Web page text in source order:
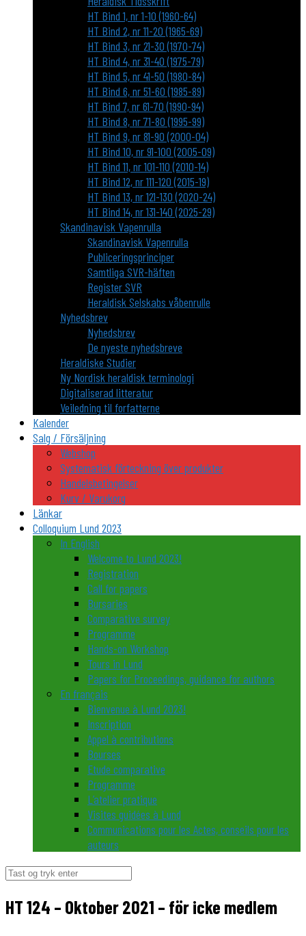
HT Bind 1, nr 1-10 (1960-64)
HT Bind 2, nr 11-20 (1965-69)
HT Bind 3, nr 21-30 (1970-74)
HT Bind 4, nr 31-40 (1975-79)
HT Bind 5, nr 41-50 (1980-84)
HT Bind 6, nr 51-60 (1985-89)
HT Bind 7, nr 61-70 (1990-94)
HT Bind 8, nr 71-80 (1995-99)
HT Bind 9, nr 81-90 (2000-04)
HT Bind 10, nr 91-100 (2005-09)
HT Bind 11, nr 101-110 (2010-14)
HT Bind 12, nr 111-120 (2015-19)
HT Bind 13, nr 121-130 (2020-24)
HT Bind 14, nr 131-140 (2025-29)
Skandinavisk Vapenrulla
Skandinavisk Vapenrulla
Publiceringsprinciper
Samtliga SVR-häften
Register SVR
Heraldisk Selskabs våbenrulle
Nyhedsbrev
Nyhedsbrev
De nyeste nyhedsbreve
Heraldiske Studier
Ny Nordisk heraldisk terminologi
Digitaliserad litteratur
Veiledning til forfatterne
Kalender
Salg / Försäljning
Webshop
Systematisk förteckning över produkter
Handelsbetingelser
Kurv / Varukorg
Länkar
Colloquium Lund 2023
In English
Welcome to Lund 2023!
Registration
Call for papers
Bursaries
Comparative survey
Programme
Hands-on Workshop
Tours in Lund
Papers for Proceedings, guidance for authors
En français
Bienvenue à Lund 2023!
Inscription
Appel à contributions
Bourses
Etude comparative
Programme
L’atelier pratique
Visites guidées à Lund
Communications pour les Actes, conseils pour les
auteurs
Søg
HT 124 – Oktober 2021 – för icke medlem